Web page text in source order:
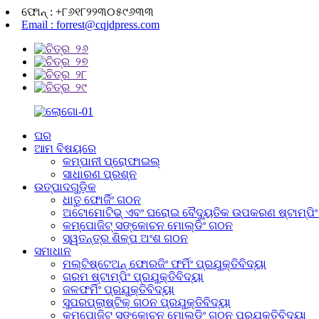
ଫୋନ୍ : +୮୬୧୮୨୨୩୦୫୯୬୩୩
Email : forrest@cqjdpress.com
ଘର
ଆମ ବିଷୟରେ
କମ୍ପାନୀ ପ୍ରୋଫାଇଲ୍
ସାଧାରଣ ପ୍ରଶ୍ନ
ଉତ୍ପାଦଗୁଡ଼ିକ
ଧାତୁ ଫୋର୍ଜିଂ ଗଠନ
ଅଟୋମୋଟିଭ୍ ଏବଂ ଘରୋଇ ବୈଦ୍ୟୁତିକ ଉପକରଣ ଷ୍ଟାମ୍ପିଂ
କମ୍ପୋଜିଟ୍ ସଙ୍କୋଚନ ମୋଲ୍ଡିଂ ଗଠନ
ସ୍ୱତନ୍ତ୍ର ଶିଳ୍ପ ଅଂଶ ଗଠନ
ସମାଧାନ
ମଲ୍ଟିଷ୍ଟେଅନ୍ ଫୋରଜିଂ ଫର୍ମିଂ ପ୍ରଯୁକ୍ତିବିଦ୍ୟା
ଗରମ ଷ୍ଟାମ୍ପିଂ ପ୍ରଯୁକ୍ତିବିଦ୍ୟା
ଜଳଫର୍ମିଂ ପ୍ରଯୁକ୍ତିବିଦ୍ୟା
ସୁପରପ୍ଲାଷ୍ଟିକ୍ ଗଠନ ପ୍ରଯୁକ୍ତିବିଦ୍ୟା
କମ୍ପୋଜିଟ୍ ସଙ୍କୋଚନ ମୋଲ୍ଡିଂ ଗଠନ ପ୍ରଯୁକ୍ତିବିଦ୍ୟା